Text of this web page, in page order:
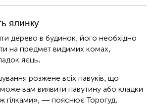
ялинку
дерево в будинок, його необхідно
на предмет видимих комах,
яєць.
розжене всіх павуків, що
вам виявити павутину або кладки
гілками», — пояснює Торогуд.